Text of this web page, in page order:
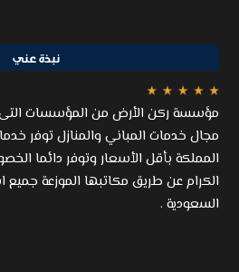
نبذة عني
مؤسسة ركن الأرض من المؤسسات التى
مجال خدمات المباني والمنازل توفر
المملكة بأقل الأسعار وتوفر دائما
الكرام عن طريق مكاتبها الموزعة جميع
السعودية .